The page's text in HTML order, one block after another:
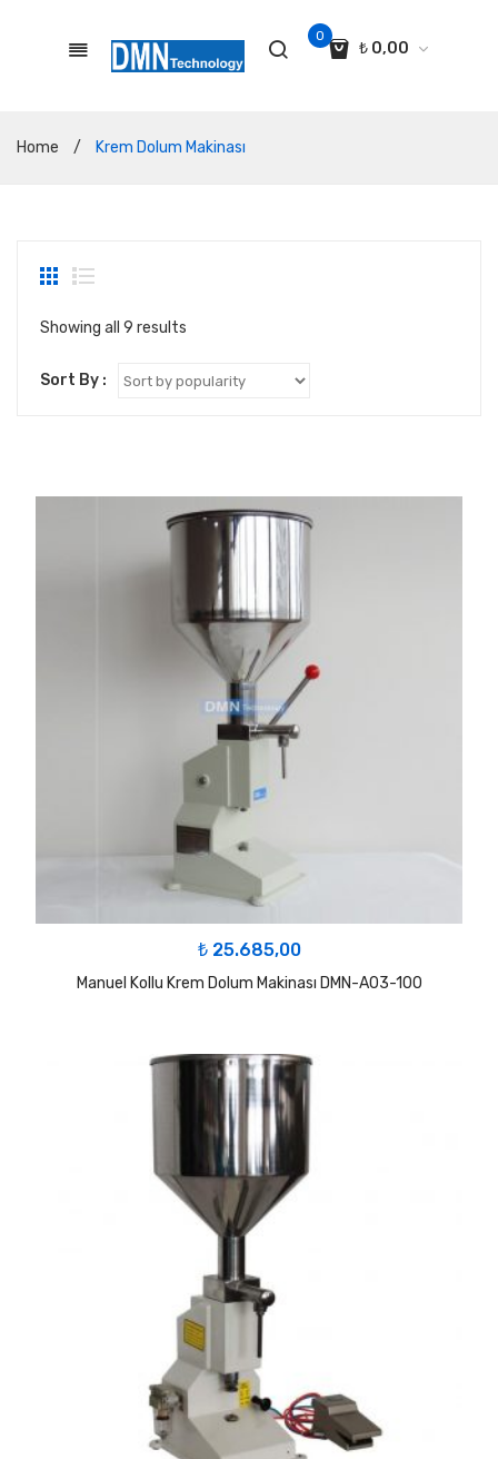
0
₺ 0,00
Home
/ Krem Dolum Makinası
Showing all 9 results
Sort By :
₺25.685,00
Manuel Kollu Krem Dolum Makinası DMN-A03-100